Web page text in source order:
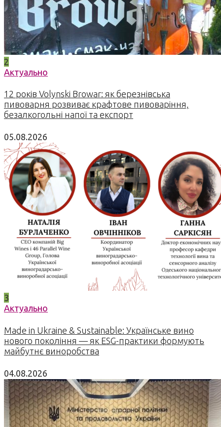
2
Актуально
12 років Volynski Browar: як березнівська
пивоварня розвиває крафтове пивоваріння,
безалкогольні напої та експорт
05.08.2026
3
Актуально
Made in Ukraine & Sustainable: Українське вино
нового покоління — як ESG-практики формують
майбутнє виноробства
04.08.2026